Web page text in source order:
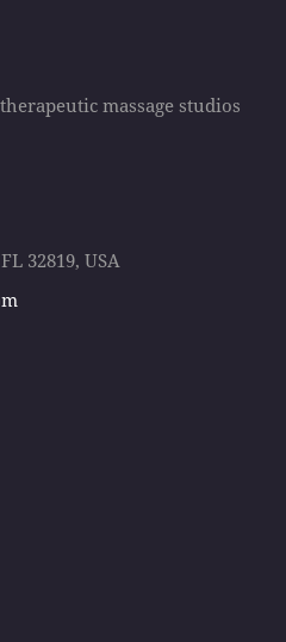
massage studios
32819, USA